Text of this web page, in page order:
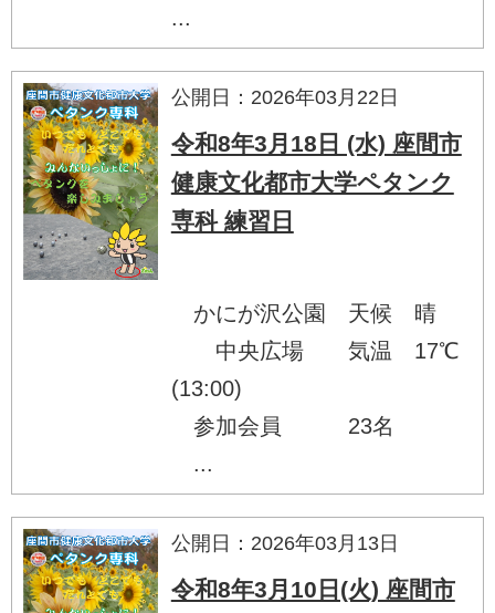
...
公開日：2026年03月22日
令和8年3月18日 (水) 座間市
健康文化都市大学ペタンク
専科 練習日
かにが沢公園 天候 晴
中央広場 気温 17℃
(13:00)
参加会員 23名
...
公開日：2026年03月13日
令和8年3月10日(火) 座間市